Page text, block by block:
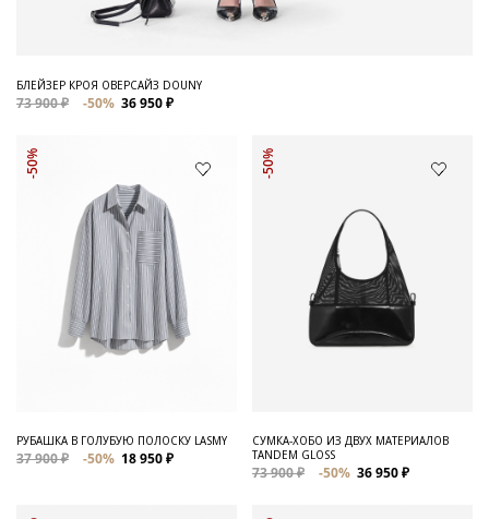
БЛЕЙЗЕР КРОЯ ОВЕРСАЙЗ DOUNY
73 900 ₽ -50% 36 950 ₽
-50%
РУБАШКА В ГОЛУБУЮ ПОЛОСКУ LASMY
37 900 ₽ -50% 18 950 ₽
-50%
СУМКА-ХОБО ИЗ ДВУХ МАТЕРИАЛОВ
TANDEM GLOSS
73 900 ₽ -50% 36 950 ₽